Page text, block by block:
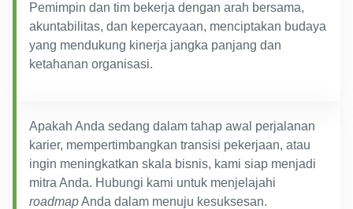
Pemimpin dan tim bekerja dengan arah bersama,
akuntabilitas, dan kepercayaan, menciptakan budaya
yang mendukung kinerja jangka panjang dan
ketahanan organisasi.
Apakah Anda sedang dalam tahap awal perjalanan
karier, mempertimbangkan transisi pekerjaan, atau
ingin meningkatkan skala bisnis, kami siap menjadi
mitra Anda. Hubungi kami untuk menjelajahi
roadmapAnda dalam menuju kesuksesan.